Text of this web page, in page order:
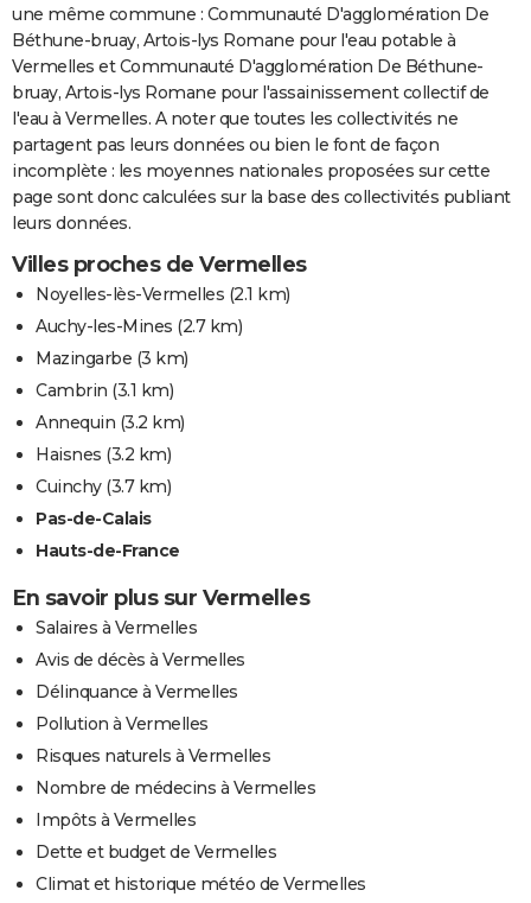
une même commune : Communauté D'agglomération De
Béthune-bruay, Artois-lys Romane pour l'eau potable à
Vermelles et Communauté D'agglomération De Béthune-
bruay, Artois-lys Romane pour l'assainissement collectif de
l'eau à Vermelles. A noter que toutes les collectivités ne
partagent pas leurs données ou bien le font de façon
incomplète : les moyennes nationales proposées sur cette
page sont donc calculées sur la base des collectivités publiant
leurs données.
Villes proches de Vermelles
Noyelles-lès-Vermelles (2.1 km)
Auchy-les-Mines (2.7 km)
Mazingarbe (3 km)
Cambrin (3.1 km)
Annequin (3.2 km)
Haisnes (3.2 km)
Cuinchy(3.7 km)
Pas-de-Calais
Hauts-de-France
En savoir plus sur Vermelles
Salaires à Vermelles
Avis de décès à Vermelles
Délinquance à Vermelles
Pollution à Vermelles
Risques naturels à Vermelles
Nombre de médecins à Vermelles
Impôts à Vermelles
Dette et budget de Vermelles
Climat et historique météo de Vermelles